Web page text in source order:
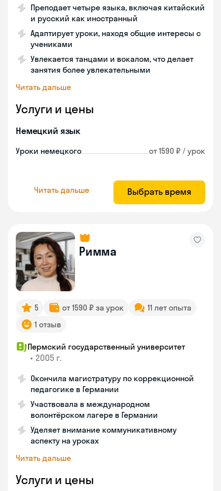
Преподает четыре языка, включая китайский
и русский как иностранный
Адаптирует уроки, находя общие интересы с
учениками
Увлекается танцами и вокалом, что делает
занятия более увлекательными
Читать дальше
Услуги и цены
Немецкий язык
Уроки немецкого от 1590 ₽ / урок
Читать дальше Выбрать время
Римма
5 от 1590 ₽ за урок
11 лет опыта
1 отзыв
Пермский государственный университет
• 2005 г.
Окончила магистратуру по коррекционной
педагогике в Германии
Участвовала в международном
волонтёрском лагере в Германии
Уделяет внимание коммуникативному
аспекту на уроках
Читать дальше
Услуги и цены